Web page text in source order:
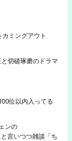
ミングアウト
切磋琢磨のドラマ
位以内入ってる
ンの
言いつつ雑談「ち